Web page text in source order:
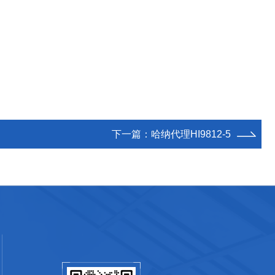
下一篇： 哈纳代理HI9812-5